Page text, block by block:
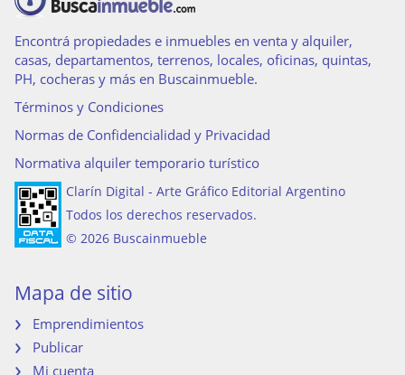
Encontrá propiedades e inmuebles en venta y alquiler,
casas, departamentos, terrenos, locales, oficinas, quintas,
PH, cocheras y más en Buscainmueble.
Términos y Condiciones
Normas de Confidencialidad y Privacidad
Normativa alquiler temporario turístico
Clarín Digital - Arte Gráfico Editorial Argentino
Todos los derechos reservados.
© 2026 Buscainmueble
Mapa de sitio
Emprendimientos
Publicar
Mi cuenta